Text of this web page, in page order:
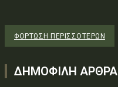
ΦΌΡΤΩΣΗ ΠΕΡΙΣΣΟΤΈΡΩΝ
ΔΗΜΟΦΙΛΗ ΑΡΘΡΑ